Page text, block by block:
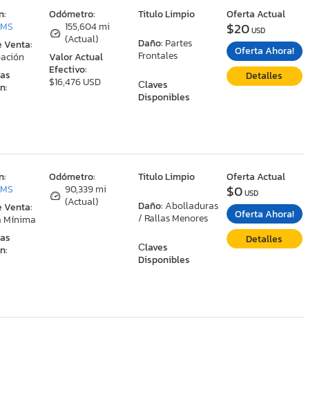
Odómetro:
155,604 mi
(Actual)
Valor Actual
Efectivo:
$16,476 USD
Titulo Limpio
Daño: Partes
Frontales
Сlaves
Disponibles
Venta:
Oferta Actual
$20USD
Oferta Ahora!
Detalles
Odómetro:
90,339 mi
(Actual)
Titulo Limpio
Daño: Abolladuras
/ Rallas Menores
Сlaves
Disponibles
Venta:
Mínima
Oferta Actual
$0USD
Oferta Ahora!
Detalles